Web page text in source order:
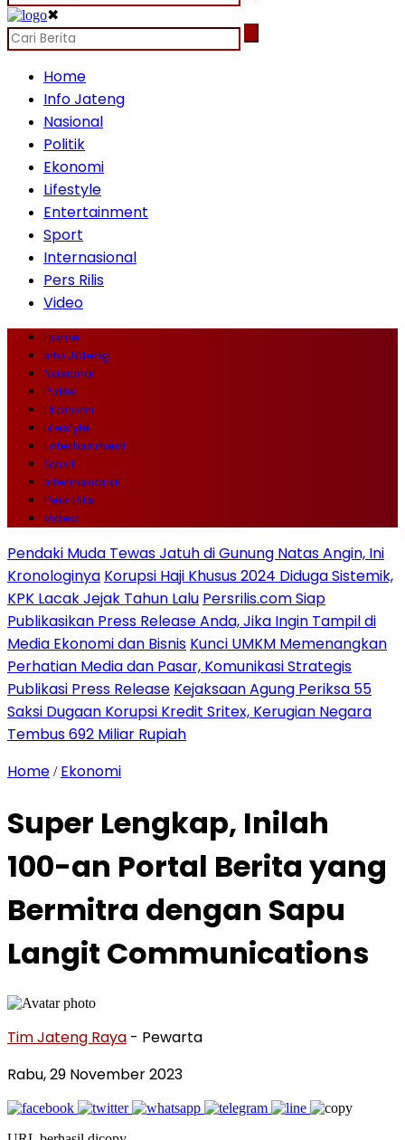
✖
Home
Info Jateng
Nasional
Politik
Ekonomi
Lifestyle
Entertainment
Sport
Internasional
Pers Rilis
Video
Home
Info Jateng
Nasional
Politik
Ekonomi
Lifestyle
Entertainment
Sport
Internasional
Pers Rilis
Video
Pendaki Muda Tewas Jatuh di Gunung Natas Angin, Ini
Kronologinya Korupsi Haji Khusus 2024 Diduga Sistemik,
KPK Lacak Jejak Tahun Lalu Persrilis.com Siap
Publikasikan Press Release Anda, Jika Ingin Tampil di
Media Ekonomi dan Bisnis Kunci UMKM Memenangkan
Perhatian Media dan Pasar, Komunikasi Strategis
Publikasi Press Release Kejaksaan Agung Periksa 55
Saksi Dugaan Korupsi Kredit Sritex, Kerugian Negara
Tembus 692 Miliar Rupiah
Home / Ekonomi
Super Lengkap, Inilah
100-an Portal Berita yang
Bermitra dengan Sapu
Langit Communications
Tim Jateng Raya - Pewarta
Rabu, 29 November 2023